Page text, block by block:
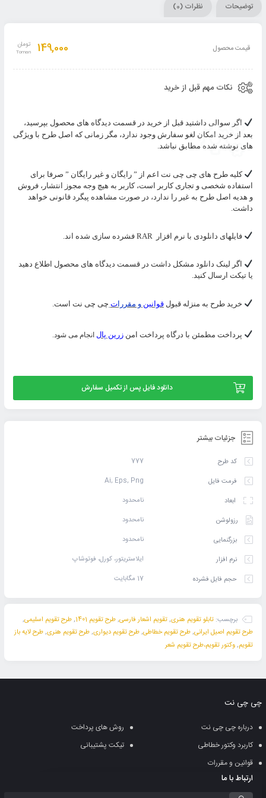
توضیحات نظرات (0)
قیمت محصول 149,000 تومان
نکات مهم قبل از خرید
اگر سوالی داشتید قبل از خرید در قسمت دیدگاه های محصول بپرسید،
بعد از خرید امکان لغو سفارش وجود ندارد، مگر زمانی که اصل طرح با ویژگی
های نوشته شده مطابق نباشد.
کلیه طرح های چی چی نت اعم از ” رایگان و غیر رایگان ” صرفا برای
استفاده شخصی و تجاری کاربر است، کاربر به هیچ وجه مجوز انتشار، فروش
و هدیه اصل طرح به غیر را ندارد، در صورت مشاهده پیگرد قانونی خواهد
داشت.
فایلهای دانلودی با نرم افزار RARفشرده سازی شده اند.
اگر لینک دانلود مشکل داشت در قسمت دیدگاه های محصول اطلاع دهید
یا تیکت ارسال کنید.
خرید طرح به منزله قبول قوانینو مقررات چی چی نت است.
پرداخت مطمئن با درگاه پرداخت امن زرین پال انجام می شود.
دانلود فایل پس از تکمیل سفارش
جزئیات بیشتر
کد طرح
777
فرمت فایل
Ai, Eps, Png
ابعاد
نامحدود
رزولوشن
نامحدود
بزرگنمایی
نامحدود
نرم افزار
ایلاستریتور، کورل، فوتوشاپ
حجم فایل فشرده
17 مگابایت
برچسب: تابلو تقویم هنری,تقویم اشعار فارسی,طرح تقویم 1401 ,طرح تقویم اسلیمی,
طرح تقویم اصیل ایرانی,طرح تقویم خطاطی,طرح تقویم دیواری,طرح تقویم هنری,طرح لایه باز
تقویم,وکتور تقویم،طرح تقویم شعر
چی چی نت
درباره چی چی نت
روش های پرداخت
کاربرد وکتور خطاطی
تیکت پشتیبانی
قوانین و مقررات
ارتباط با ما